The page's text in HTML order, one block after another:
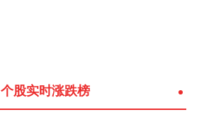
个股实时涨跌榜